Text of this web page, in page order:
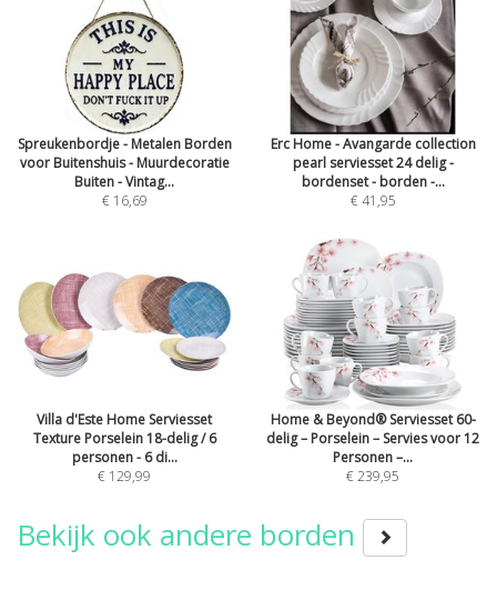
Spreukenbordje - Metalen Borden
voor Buitenshuis - Muurdecoratie
Buiten - Vintag...
€ 16,69
Erc Home - Avangarde collection
pearl serviesset 24 delig -
bordenset - borden -...
€ 41,95
Villa d'Este Home Serviesset
Texture Porselein 18-delig / 6
personen - 6 di...
€ 129,99
Home & Beyond® Serviesset 60-
delig – Porselein – Servies voor 12
Personen –...
€ 239,95
Bekijk ook andere borden